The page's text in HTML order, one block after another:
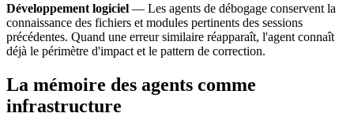
Développement logiciel — Les agents de débogage conservent la
connaissance des fichiers et modules pertinents des sessions
précédentes. Quand une erreur similaire réapparaît, l'agent connaît
déjà le périmètre d'impact et le pattern de correction.
La mémoire des agents comme
infrastructure